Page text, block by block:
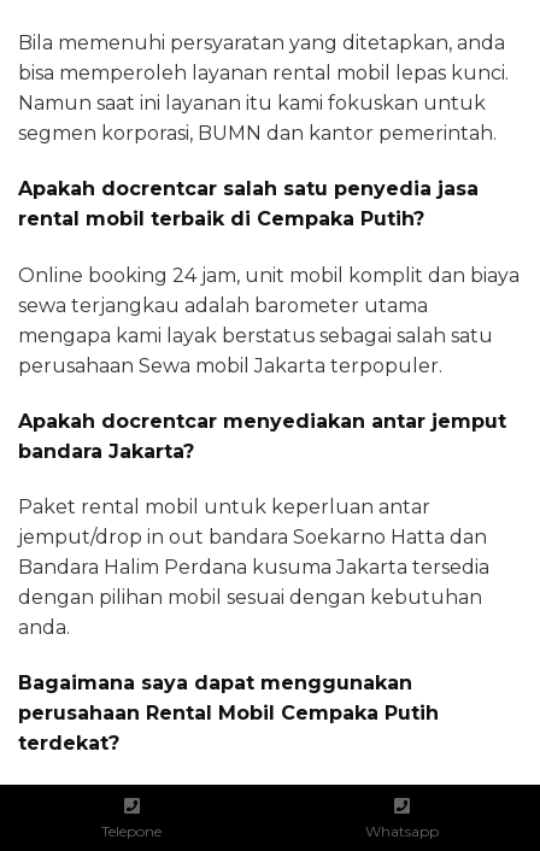
Bila memenuhi persyaratan yang ditetapkan, anda
bisa memperoleh layanan rental mobil lepas kunci.
Namun saat ini layanan itu kami fokuskan untuk
segmen korporasi, BUMN dan kantor pemerintah.
Apakah docrentcar salah satu penyedia jasa
rental mobil terbaik di Cempaka Putih?
Online booking 24 jam, unit mobil komplit dan biaya
sewa terjangkau adalah barometer utama
mengapa kami layak berstatus sebagai salah satu
perusahaan Sewa mobil Jakarta terpopuler.
Apakah docrentcar menyediakan antar jemput
bandara Jakarta?
Paket rental mobil untuk keperluan antar
jemput/drop in out bandara Soekarno Hatta dan
Bandara Halim Perdana kusuma Jakarta tersedia
dengan pilihan mobil sesuai dengan kebutuhan
anda.
Bagaimana saya dapat menggunakan
perusahaan Rental Mobil Cempaka Putih
terdekat?
doc rent car adalah perusahaan persewaan mobil
dengan area layanan Jakarta, Depok, Bogor,
Telepone Whatsapp